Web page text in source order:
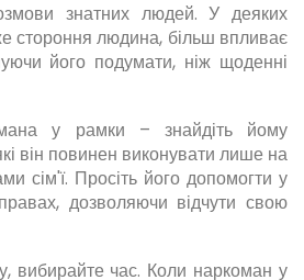
знатних людей. У деяких
стороння людина, більш впливає
його подумати, ніж щоденні
у рамки – знайдіть йому
він повинен виконувати лише на
сім'ї. Просіть його допомогти у
дозволяючи відчути свою
вибирайте час. Коли наркоман у